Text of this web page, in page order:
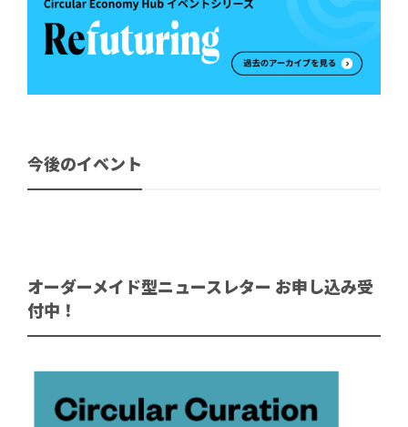
今後のイベント
オーダーメイド型ニュースレター お申し込み受
付中！